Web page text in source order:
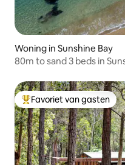
Woning in Sunshine Bay
80m to sand 3 beds in
Topfavoriet van gasten
Favoriet van gasten